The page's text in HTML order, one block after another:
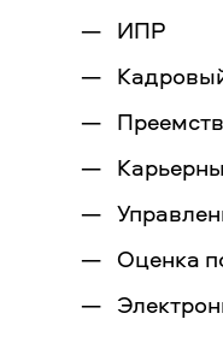
ИПР
Оценка